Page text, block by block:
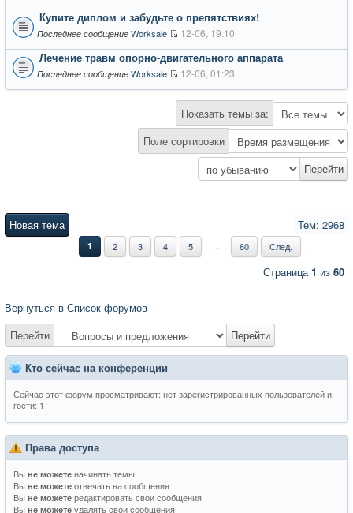
Купите диплом и забудьте о препятствиях!
Последнее сообщение Worksale 12-06, 19:10
Лечение травм опорно-двигательного аппарата
Последнее сообщение Worksale 12-06, 01:23
Показать темы за:
Поле сортировки
Новая тема Тем: 2968
1 2 3 4 5 ... 60 След.
Страница1 из 60
Вернуться в Список форумов
Перейти
Перейти
Кто сейчас на конференции
Сейчас этот форум просматривают: нет зарегистрированных пользователей и
гости: 1
Права доступа
Вы не можете начинать темы
Вы не можете отвечать на сообщения
Вы не можете редактировать свои сообщения
Вы не можете удалять свои сообщения